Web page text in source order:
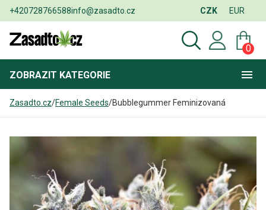
+420728766588info@zasadto.cz CZK EUR
0
ZOBRAZIT KATEGORIE
Zasadto.cz/Female Seeds/Bubblegummer Feminizovaná